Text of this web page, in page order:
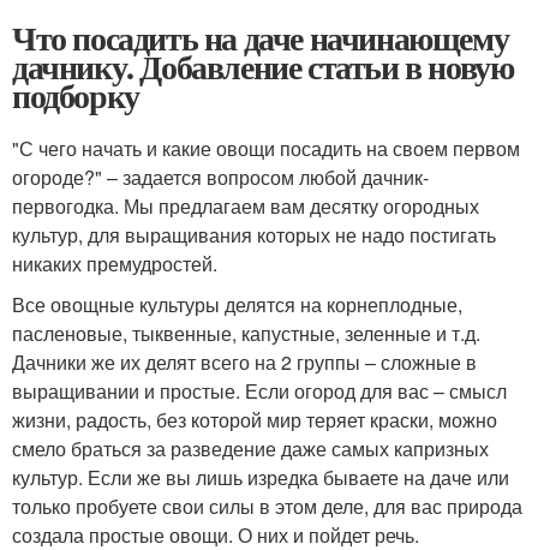
Что посадить на даче начинающему
дачнику. Добавление статьи в новую
подборку
"С чего начать и какие овощи посадить на своем первом
огороде?" – задается вопросом любой дачник-
первогодка. Мы предлагаем вам десятку огородных
культур, для выращивания которых не надо постигать
никаких премудростей.
Все овощные культуры делятся на корнеплодные,
пасленовые, тыквенные, капустные, зеленные и т.д.
Дачники же их делят всего на 2 группы – сложные в
выращивании и простые. Если огород для вас – смысл
жизни, радость, без которой мир теряет краски, можно
смело браться за разведение даже самых капризных
культур. Если же вы лишь изредка бываете на даче или
только пробуете свои силы в этом деле, для вас природа
создала простые овощи. О них и пойдет речь.